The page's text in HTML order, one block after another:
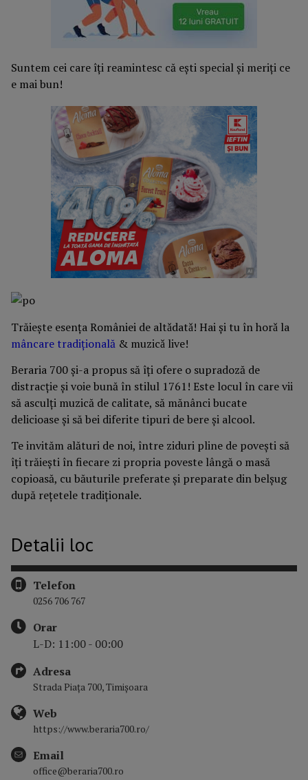
Suntem cei care îți reamintesc că ești special și meriți ce
e mai bun!
Trăieşte esența României de altǎdatǎ! Hai şi tu în horǎ la
mâncare tradițională & muzicǎ live!
Beraria 700 și-a propus să îți ofere o supradoză de
distracție și voie bună în stilul 1761! Este locul în care vii
să asculți muzică de calitate, să mănânci bucate
delicioase și să bei diferite tipuri de bere și alcool.
Te invităm alături de noi, între ziduri pline de povești să
îți trăiești în fiecare zi propria poveste lângă o masă
copioasă, cu băuturile preferate și preparate din belșug
după rețetele tradiționale.
Detalii loc
Telefon
0256 706 767
Orar
L-D: 11:00 - 00:00
Adresa
Strada Piața 700, Timișoara
Web
https://www.beraria700.ro/
Email
office@beraria700.ro